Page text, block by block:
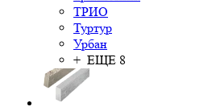
ТРИО
Туртур
Урбан
+ ЕЩЕ 8